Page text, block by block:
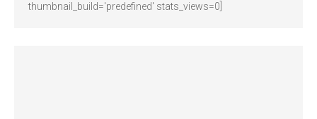
thumbnail_build='predefined' stats_views=0]